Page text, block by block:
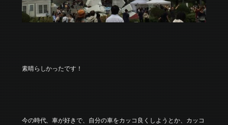
素晴らしかったです！
今の時代、車が好きで、自分の車をカッコ良くしようとか、カッコ